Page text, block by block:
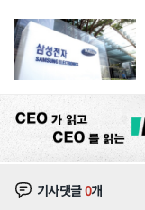
기사댓글0개